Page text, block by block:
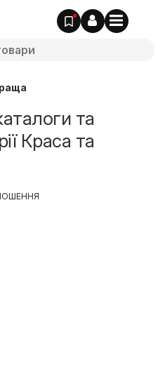
та
Краса та